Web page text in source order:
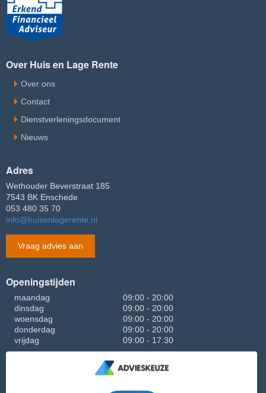
Over Huis en Lage Rente
Over ons
Contact
Dienstverleningsdocument
Nieuws
Adres
Wethouder Beverstraat 185
7543 BK Enschede
053 480 35 70
info@huisenlagerente.nl
Vraag advies aan
Openingstijden
maandag
09:00 - 20:00
dinsdag
09:00 - 20:00
woensdag
09:00 - 20:00
donderdag
09:00 - 20:00
vrijdag
09:00 - 17:30